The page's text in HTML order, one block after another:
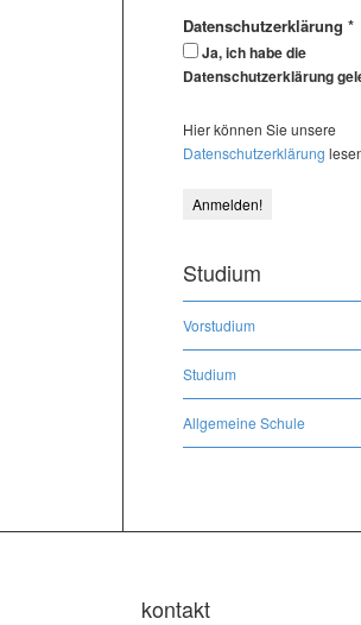
Datenschutzerklärung *
Ja, ich habe die
Datenschutzerklärung
Hier können Sie unsere
Datenschutzerklärung
Studium
Vorstudium
Studium
Allgemeine Schule
kontakt